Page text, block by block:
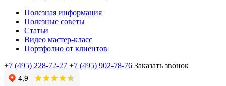
Полезная информация
Полезные советы
Статьи
Видео мастер-класс
Портфолио от клиентов
+7 (495) 228-72-27 +7 (495) 902-78-76 Заказать звонок